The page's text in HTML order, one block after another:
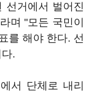
선거에서 벌어진
며 "모든 국민이
를 해야 한다. 선
.
서 단체로 내리